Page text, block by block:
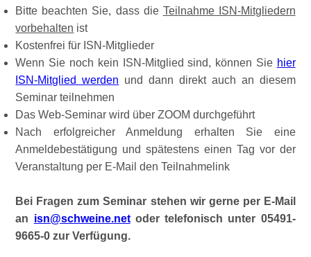
Bitte beachten Sie, dass die Teilnahme ISN-Mitgliedern
vorbehalten ist
Kostenfrei für ISN-Mitglieder
Wenn Sie noch kein ISN-Mitglied sind, können Sie hier
ISN-Mitglied werden und dann direkt auch an diesem
Seminar teilnehmen
Das Web-Seminar wird über ZOOM durchgeführt
Nach erfolgreicher Anmeldung erhalten Sie eine
Anmeldebestätigung und spätestens einen Tag vor der
Veranstaltung per E-Mail den Teilnahmelink
Bei Fragen zum Seminar stehen wir gerne per E-Mail
an isn@schweine.netoder telefonisch unter 05491-
9665-0 zur Verfügung.